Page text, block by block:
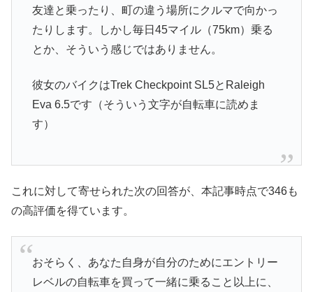
友達と乗ったり、町の違う場所にクルマで向かっ
たりします。しかし毎日45マイル（75km）乗る
とか、そういう感じではありません。
彼女のバイクはTrek Checkpoint SL5とRaleigh
Eva 6.5です（そういう文字が自転車に読めま
す）
これに対して寄せられた次の回答が、本記事時点で346も
の高評価を得ています。
おそらく、あなた自身が自分のためにエントリー
レベルの自転車を買って一緒に乗ること以上に、